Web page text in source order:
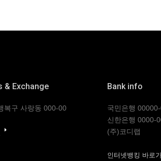
& Exchange
복구 사랑동 000-00
Bank info
국민은행
신한은행 0000-
(주)코디랩
인터넷뱅킹 바로